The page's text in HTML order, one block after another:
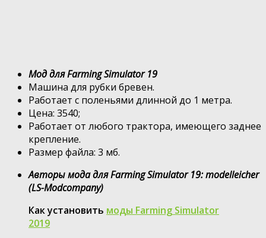
Мод для Farming Simulator 19
Машина для рубки бревен.
Работает с поленьями длинной до 1 метра.
Цена: 3540;
Работает от любого трактора, имеющего заднее
крепление.
Размер файла: 3 мб.
Авторы мода для Farming Simulator 19: modelleicher
(LS-Modcompany)
Как установить моды Farming Simulator
2019